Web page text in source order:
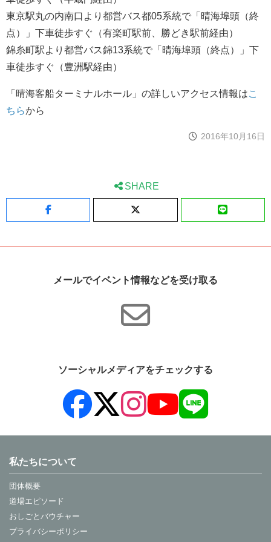
東京駅丸の内南口より都営バス都05系統で「晴海埠頭（終
点）」下車徒歩すぐ（有楽町駅前、勝どき駅前経由）
錦糸町駅より都営バス錦13系統で「晴海埠頭（終点）」下
車徒歩すぐ（豊洲駅経由）
「晴海客船ターミナルホール」の詳しいアクセス情報はこ
ちらから
2016年10月16日
SHARE
Facebook LINE
メールでイベント情報などを受け取る
ソーシャルメディアをチェックする
私たちについて
団体概要
道場エピソード
おしごとバウチャー
プライバシーポリシー